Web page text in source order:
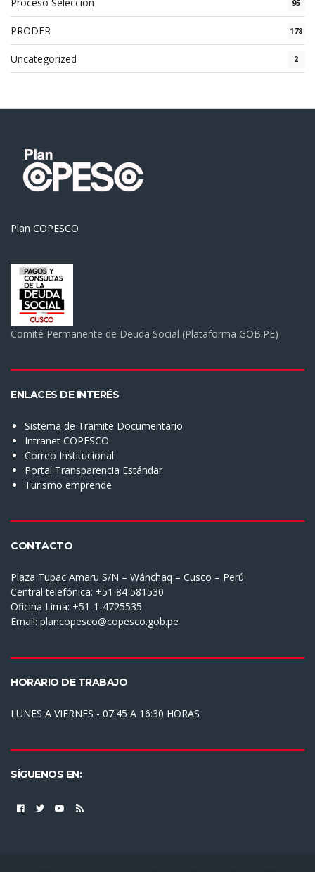
95
PRODER 178
Uncategorized 2
Plan COPESCO
Comité Permanente de Deuda Social (Plataforma GOB.PE)
ENLACES DE INTERÉS
Sistema de Tramite Documentario
Intranet COPESCO
Correo Institucional
Portal Transparencia Estándar
Turismo emprende
CONTACTO
Plaza Tupac Amaru S/N – Wánchaq – Cusco – Perú
Central telefónica: +51 84 581530
Oficina Lima: +51-1-4725535
Email: plancopesco@copesco.gob.pe
HORARIO DE TRABAJO
LUNES A VIERNES - 07:45 A 16:30 HORAS
SÍGUENOS EN: